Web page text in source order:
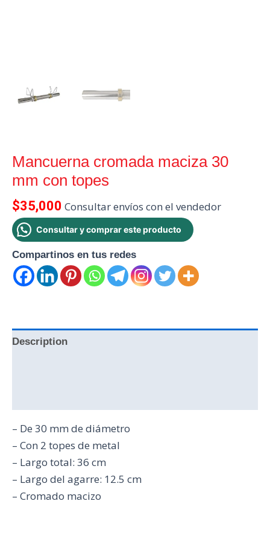
Mancuerna cromada maciza 30
mm con topes
$35,000 Consultar envíos con el vendedor
Consultar y comprar este producto
Compartinos en tus redes
Description
– De 30 mm de diámetro
– Con 2 topes de metal
– Largo total: 36 cm
– Largo del agarre: 12.5 cm
– Cromado macizo